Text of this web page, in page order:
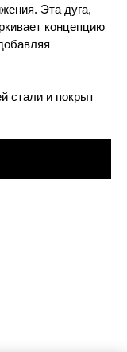
Эта дуга,
концепцию
стали и покрыт